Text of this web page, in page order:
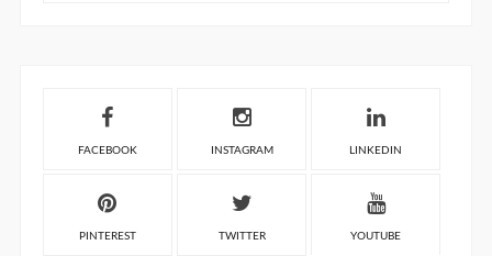
FACEBOOK INSTAGRAM LINKEDIN
PINTEREST TWITTER YOUTUBE